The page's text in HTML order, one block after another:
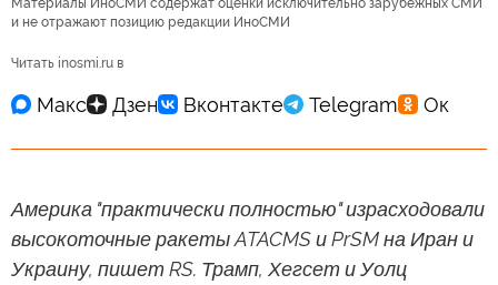
Материалы ИноСМИ содержат оценки исключительно зарубежных СМИ
и не отражают позицию редакции ИноСМИ
Читать inosmi.ru в
Америка "практически полностью" израсходовали
высокоточные ракеты ATACMS и PrSM на Иран и
Украину, пишет RS. Трамп, Хегсет и Уолц